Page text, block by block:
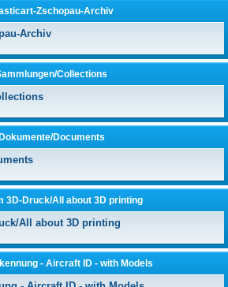
Zschopau-Archiv
Archiv
Collections
Dokumente/Documents
3D-Druck/All about 3D printing
All about 3D printing
- Aircraft ID - with Models